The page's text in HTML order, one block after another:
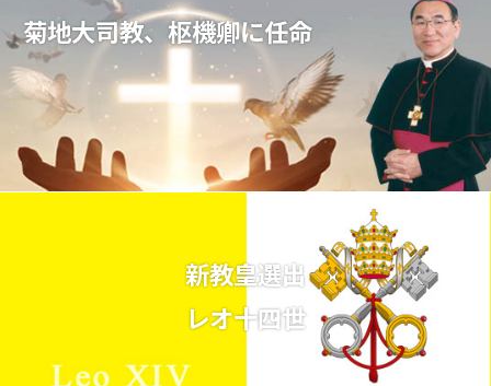
菊地大司教、枢機卿に任命
新教皇選出
レオ十四世